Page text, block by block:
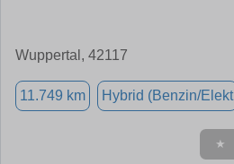
Wuppertal, 42117
11.749 km Hybrid (Benzin/Elekt
★